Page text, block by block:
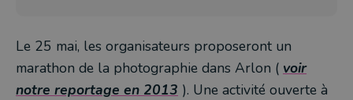
Le 25 mai, les organisateurs proposeront un
marathon de la photographie dans Arlon ( voir
notre reportage en 2013 ). Une activité ouverte à